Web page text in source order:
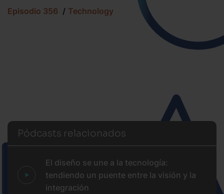
Episodio 356 Technology
Pódcasts relacionados
El diseño se une a la tecnología:
tendiendo un puente entre la visión y la
integración